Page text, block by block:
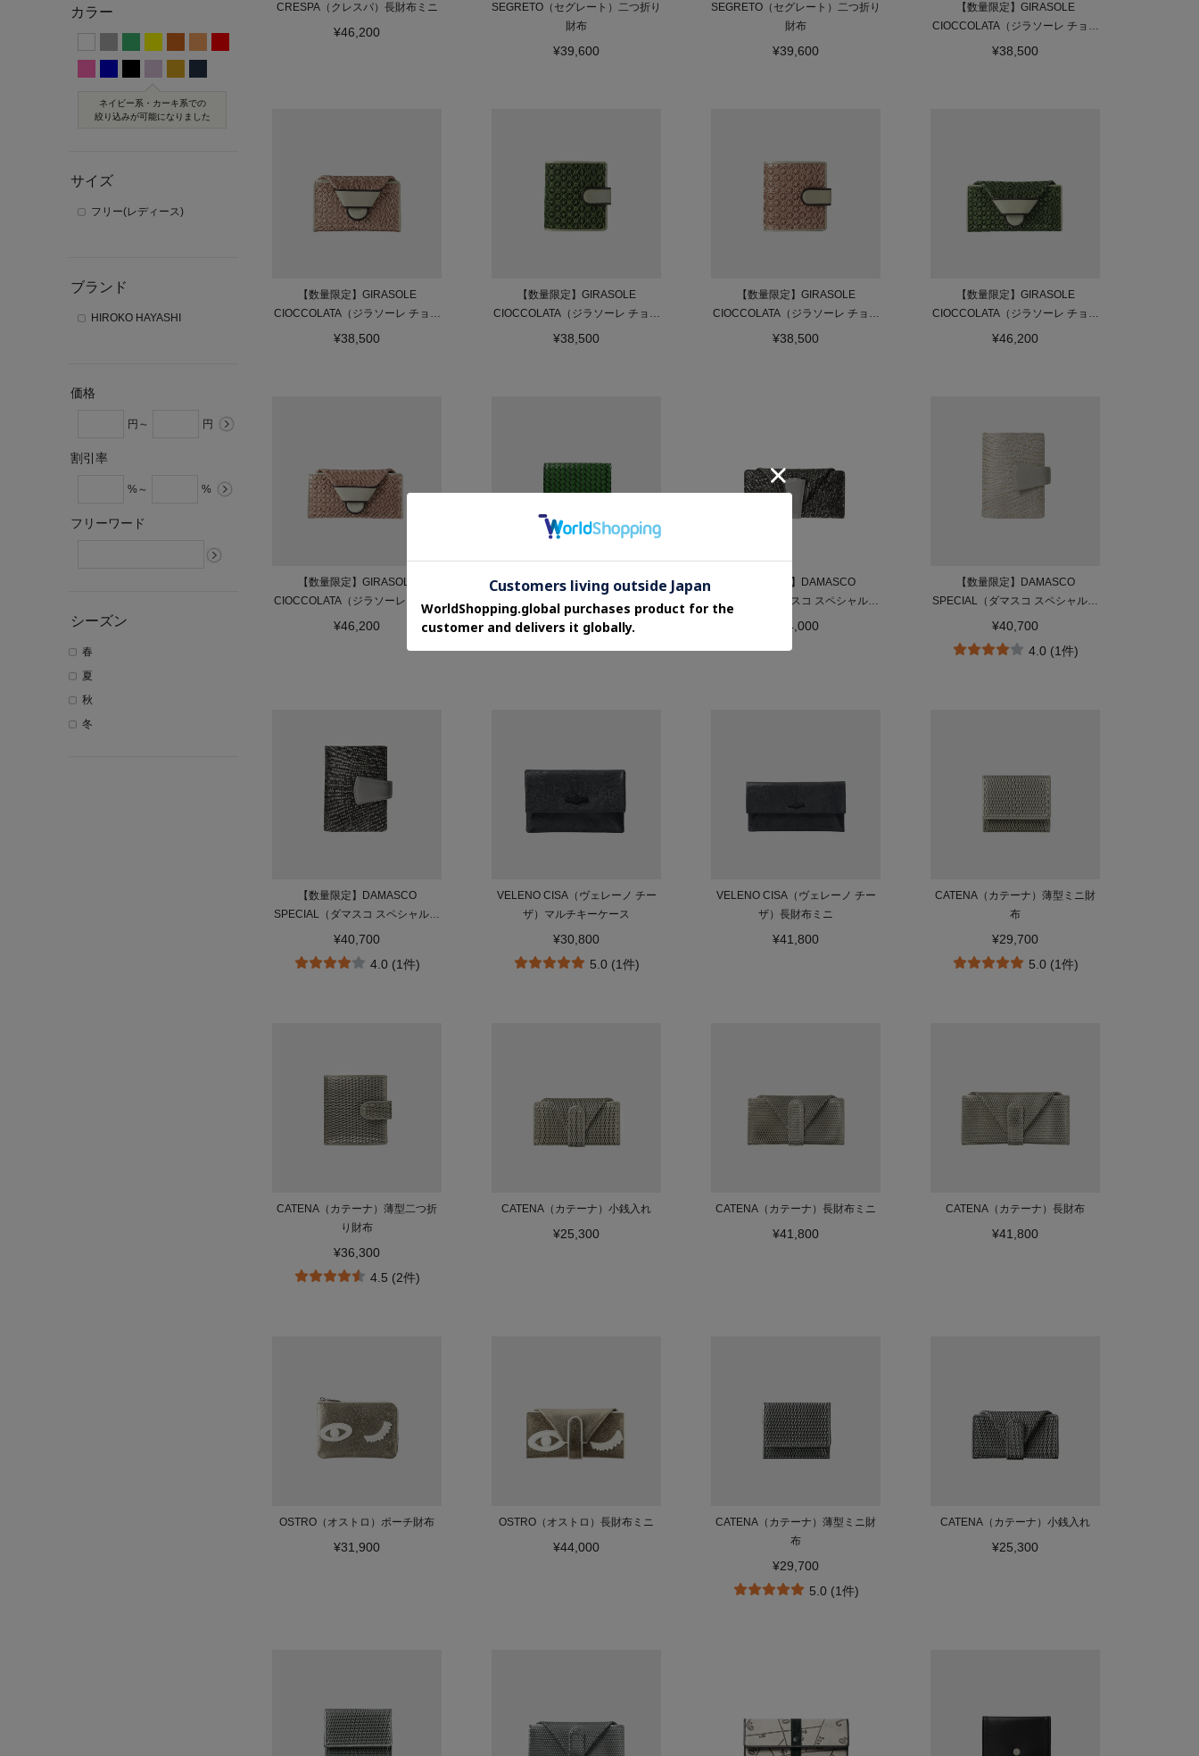
カラー
ネイビー系・カーキ系での
絞り込みが可能になりました
サイズ
フリー(レディース)
ブランド
HIROKO HAYASHI
価格
円～ 円
割引率
%～ %
フリーワード
シーズン
春
夏
秋
冬
CRESPA（クレスパ）長財布ミニ
¥46,200
SEGRETO（セグレート）二つ折り
財布
¥39,600
SEGRETO（セグレート）二つ折り
財布
¥39,600
【数量限定】GIRASOLE
CIOCCOLATA（ジラソーレ チョコ
ラータ）マルチ財布
¥38,500
【数量限定】GIRASOLE
CIOCCOLATA（ジラソーレ チョコ
ラータ）マルチ財布
¥38,500
【数量限定】GIRASOLE
CIOCCOLATA（ジラソーレ チョコ
ラータ）薄型二つ折り財布
¥38,500
【数量限定】GIRASOLE
CIOCCOLATA（ジラソーレ チョコ
ラータ）薄型二つ折り財布
¥38,500
【数量限定】GIRASOLE
CIOCCOLATA（ジラソーレ チョコ
ラータ）長財布ミニ
¥46,200
【数量限定】GIRASOLE
CIOCCOLATA（ジラソーレ チョコ
ラータ）長財布ミニ
¥46,200
OTTICA（オッティカ）薄型ミニ財
¥28,600
【数量限定】DAMASCO
SPECIAL（ダマスコ スペシャル）
長財布ミニ
¥44,000
【数量限定】DAMASCO
SPECIAL（ダマスコ スペシャル）
二つ折り財布
¥40,700
4.0 (1件)
【数量限定】DAMASCO
SPECIAL（ダマスコ スペシャル）
二つ折り財布
¥40,700
4.0 (1件)
VELENO CISA（ヴェレーノ チー
ザ）マルチキーケース
¥30,800
5.0 (1件)
VELENO CISA（ヴェレーノ チー
ザ）長財布ミニ
¥41,800
CATENA（カテーナ）薄型ミニ財
布
¥29,700
5.0 (1件)
CATENA（カテーナ）薄型二つ折
り財布
¥36,300
4.5 (2件)
CATENA（カテーナ）小銭入れ
¥25,300
CATENA（カテーナ）長財布ミニ
¥41,800
CATENA（カテーナ）長財布
¥41,800
OSTRO（オストロ）ポーチ財布
¥31,900
OSTRO（オストロ）長財布ミニ
¥44,000
CATENA（カテーナ）薄型ミニ財
布
¥29,700
5.0 (1件)
CATENA（カテーナ）小銭入れ
¥25,300